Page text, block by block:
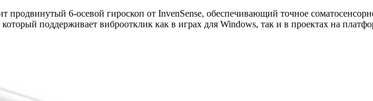
6-осевой гироскоп от InvenSense, обеспечивающий точное
поддерживает виброотклик как в играх для Windows, так и в проектах на